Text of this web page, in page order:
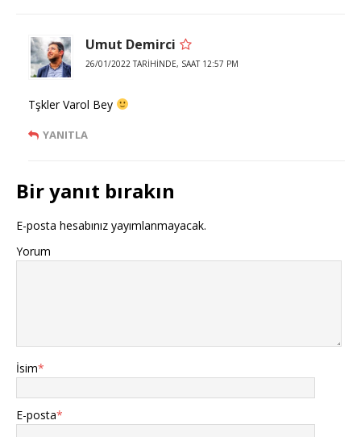
Umut Demirci
26/01/2022 TARIHINDE, SAAT 12:57 PM
Tşkler Varol Bey
YANITLA
Bir yanıt bırakın
E-posta hesabınız yayımlanmayacak.
Yorum
İsim*
E-posta*